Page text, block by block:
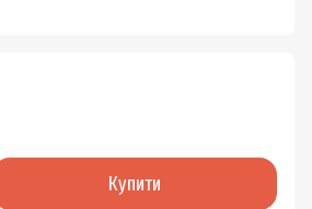
Купити